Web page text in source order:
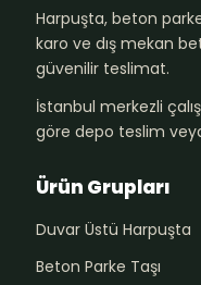
Harpuşta, beton
karo ve dış mekan
güvenilir teslimat.
İstanbul merkezli
göre depo teslim
Ürün Grupları
Duvar Üstü Harpuşta
Beton Parke Taşı